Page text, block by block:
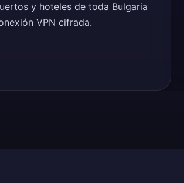
y hoteles de toda Bulgaria
VPN cifrada.